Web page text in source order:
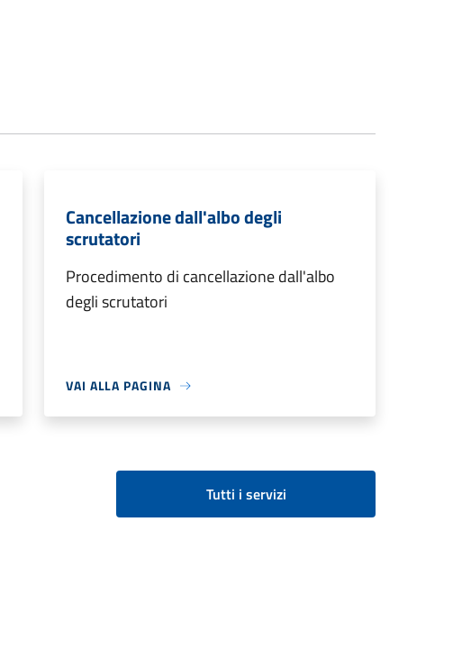
Cancellazione dall'albo degli
scrutatori
Procedimento di cancellazione dall'albo
degli scrutatori
VAI ALLA PAGINA
Tutti i servizi